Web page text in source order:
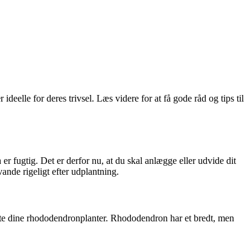
for deres trivsel. Læs videre for at få gode råd og tips til
er fugtig. Det er derfor nu, at du skal anlægge eller udvide dit
rigeligt efter udplantning.
rhododendronplanter. Rhododendron har et bredt, men